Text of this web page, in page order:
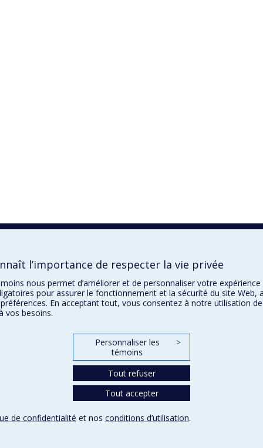
l’importance de respecter la vie privée
nous permet d’améliorer et de personnaliser votre expérience
pour assurer le fonctionnement et la sécurité du site Web,
En acceptant tout, vous consentez à notre utilisation
vos besoins.
Personnaliser les
témoins
>
Tout refuser
Tout accepter
de confidentialité et nos conditions d’utilisation.